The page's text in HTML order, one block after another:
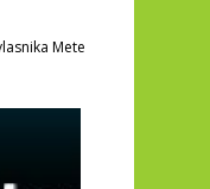
Mete